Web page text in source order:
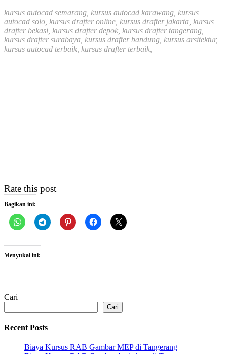
kursus autocad semarang, kursus autocad karawang, kursus
autocad solo, kursus drafter online, kursus drafter jakarta, kursus
drafter bekasi, kursus drafter depok, kursus drafter tangerang,
kursus drafter surabaya, kursus drafter bandung, kursus arsitektur,
kursus autocad terbaik, kursus drafter terbaik,
Rate this post
Bagikan ini:
Menyukai ini:
Cari
Cari
Recent Posts
Biaya Kursus RAB Gambar MEP di Tangerang